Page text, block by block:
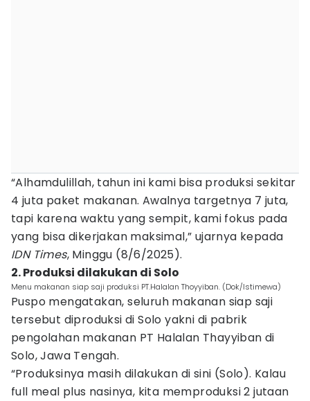
“Alhamdulillah, tahun ini kami bisa produksi sekitar
4 juta paket makanan. Awalnya targetnya 7 juta,
tapi karena waktu yang sempit, kami fokus pada
yang bisa dikerjakan maksimal,” ujarnya kepada
IDN Times, Minggu (8/6/2025).
2. Produksi dilakukan di Solo
Menu makanan siap saji produksi PT.Halalan Thoyyiban. (Dok/Istimewa)
Puspo mengatakan, seluruh makanan siap saji
tersebut diproduksi di Solo yakni di pabrik
pengolahan makanan PT Halalan Thayyiban di
Solo, Jawa Tengah.
“Produksinya masih dilakukan di sini (Solo). Kalau
full meal plus nasinya, kita memproduksi 2 jutaan